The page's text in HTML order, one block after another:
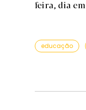
feira, dia
educação